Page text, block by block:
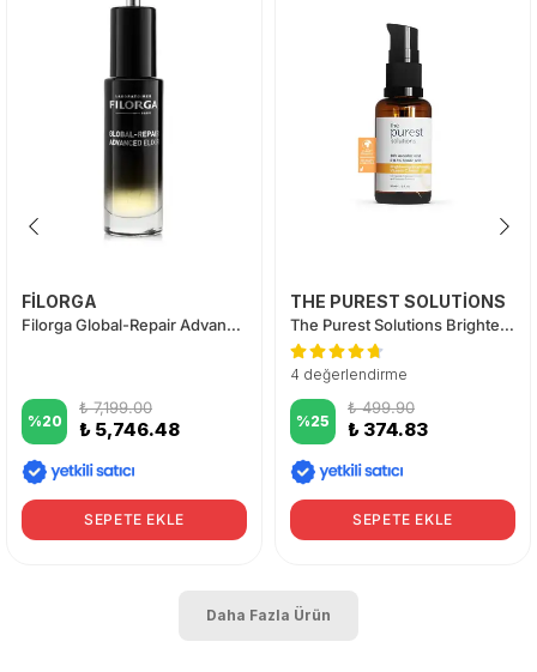
FİLORGA
Filorga Global-Repair Advanced Elixir 30 ml
%20
₺ 7,199.00
₺ 5,746.48
SEPETE EKLE
THE PUREST SOLUTİONS
The Purest Solutions Brightening & Lightening Vitamin C Serum
4 değerlendirme
%25
₺ 499.90
₺ 374.83
SEPETE EKLE
Daha Fazla Ürün